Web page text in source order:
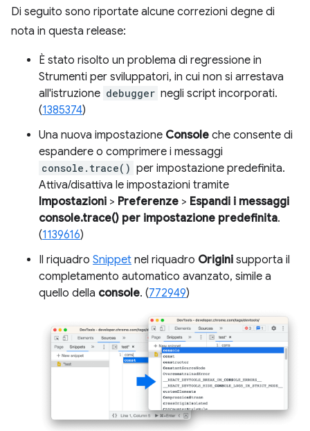
Di seguito sono riportate alcune correzioni degne di
nota in questa release:
È stato risolto un problema di regressione in
Strumenti per sviluppatori, in cui non si arrestava
all'istruzione debugger negli script incorporati.
(1385374)
Una nuova impostazione Console che consente di
espandere o comprimere i messaggi
console.trace() per impostazione predefinita.
Attiva/disattiva le impostazioni tramite
Impostazioni > Preferenze > Espandi i messaggi
console.trace() per impostazione predefinita.
(1139616)
Il riquadro Snippet nel riquadro Origini supporta il
completamento automatico avanzato, simile a
quello della console. (772949)